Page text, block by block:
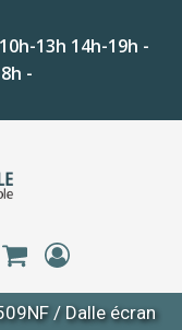
13h 14h-19h -
-
/ Dalle écran